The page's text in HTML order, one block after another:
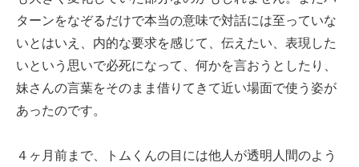
ターンをなぞるだけで本当の意味で対話には至っていな
いとはいえ、内的な要求を感じて、伝えたい、表現した
いという思いで必死になって、何かを言おうとしたり、
妹さんの言葉をそのまま借りてきて近い場面で使う姿が
あったのです。
４ヶ月前まで、トムくんの目には他人が透明人間のよう